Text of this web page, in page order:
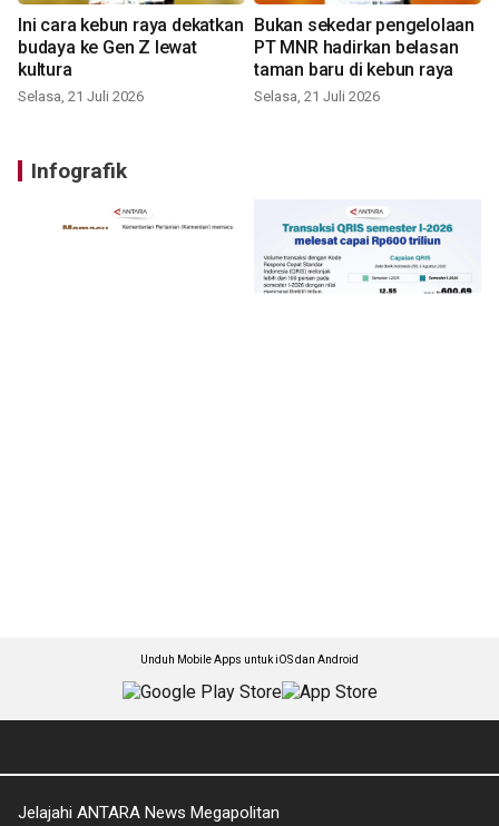
Ini cara kebun raya dekatkan
budaya ke Gen Z lewat
kultura
Selasa, 21 Juli 2026
Bukan sekedar pengelolaan
PT MNR hadirkan belasan
taman baru di kebun raya
Selasa, 21 Juli 2026
Infografik
Unduh Mobile Apps untuk iOS dan Android
Jelajahi ANTARA News Megapolitan